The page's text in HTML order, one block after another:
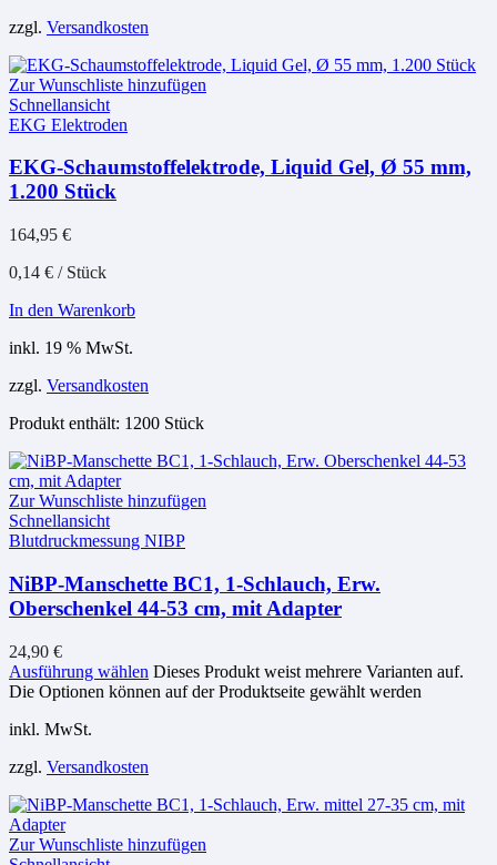
zzgl. Versandkosten
Zur Wunschliste hinzufügen
Schnellansicht
EKG Elektroden
EKG-Schaumstoffelektrode, Liquid Gel, Ø 55 mm,
1.200 Stück
164,95 €
0,14 € / Stück
In den Warenkorb
inkl. 19 % MwSt.
zzgl. Versandkosten
Produkt enthält: 1200 Stück
Zur Wunschliste hinzufügen
Schnellansicht
Blutdruckmessung NIBP
NiBP-Manschette BC1, 1-Schlauch, Erw.
Oberschenkel 44-53 cm, mit Adapter
24,90 €
Ausführung wählen Dieses Produkt weist mehrere Varianten auf.
Die Optionen können auf der Produktseite gewählt werden
inkl. MwSt.
zzgl. Versandkosten
Zur Wunschliste hinzufügen